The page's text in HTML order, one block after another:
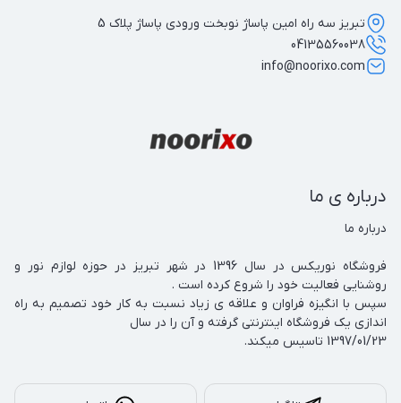
درباره ی ما
1397/01/23 تاسیس میکند.
تبریز سه راه امین پاساژ نوبخت ورودی پاساژ پلاک 5
04135560038
info@noorixo.com